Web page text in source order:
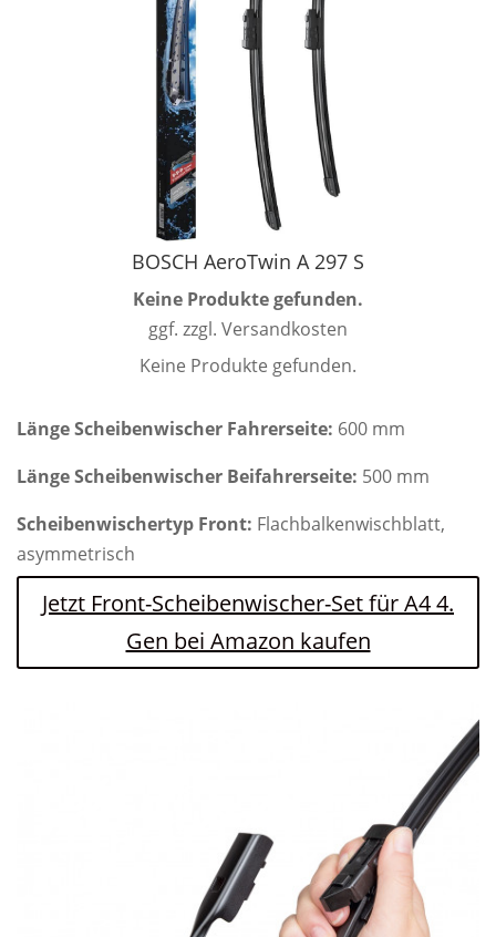
BOSCH AeroTwin A 297 S
Keine Produkte gefunden.
ggf. zzgl. Versandkosten
Keine Produkte gefunden.
Länge Scheibenwischer Fahrerseite: 600 mm
Länge Scheibenwischer Beifahrerseite: 500 mm
Scheibenwischertyp Front: Flachbalkenwischblatt,
asymmetrisch
Jetzt Front-Scheibenwischer-Set für A4 4.
Gen bei Amazon kaufen